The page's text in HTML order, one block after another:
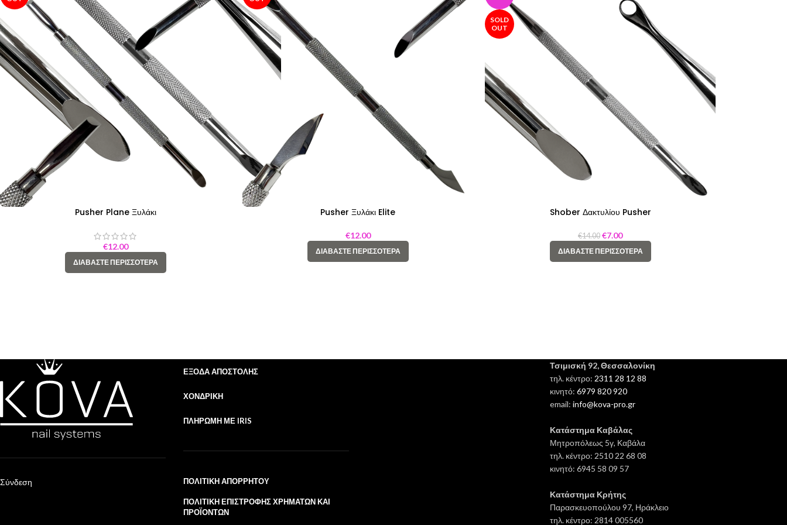
Pusher Plane Ξυλάκι
€12.00
ΔΙΑΒΆΣΤΕ ΠΕΡΙΣΣΌΤΕΡΑ
Pusher Ξυλάκι Elite
€12.00
ΔΙΑΒΆΣΤΕ ΠΕΡΙΣΣΌΤΕΡΑ
SOLD
OUT
Shober Δακτυλίου Pusher
€14.00 €7.00
ΔΙΑΒΆΣΤΕ ΠΕΡΙΣΣΌΤΕΡΑ
Σύνδεση
ΈΞΟΔΑ ΑΠΟΣΤΟΛΉΣ
ΧΟΝΔΡΙΚΉ
ΠΛΗΡΩΜΉ ΜΕ IRIS
ΠΟΛΙΤΙΚΉ ΑΠΟΡΡΉΤΟΥ
ΠΟΛΙΤΙΚΉ ΕΠΙΣΤΡΟΦΉΣ ΧΡΗΜΆΤΩΝ ΚΑΙ
ΠΡΟΪΌΝΤΩΝ
Τσιμισκή 92, Θεσσαλονίκη
τηλ. κέντρο: 2311 28 12 88
κινητό: 6979 820 920
email: info@kova-pro.gr
Κατάστημα Καβάλας
Μητροπόλεως 5γ, Καβάλα
τηλ. κέντρο: 2510 22 68 08
κινητό: 6945 58 09 57
Κατάστημα Κρήτης
Παρασκευοπούλου 97, Ηράκλειο
τηλ. κέντρο: 2814 005560